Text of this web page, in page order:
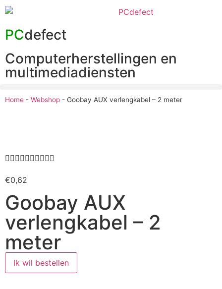
PCdefect
Computerherstellingen en
multimediadiensten
Home - Webshop - Goobay AUX verlengkabel – 2 meter

€0,62
Goobay AUX
verlengkabel – 2
meter
Ik wil bestellen